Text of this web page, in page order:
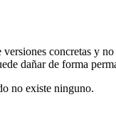
concretas y
dañar de forma
no existe ninguno.